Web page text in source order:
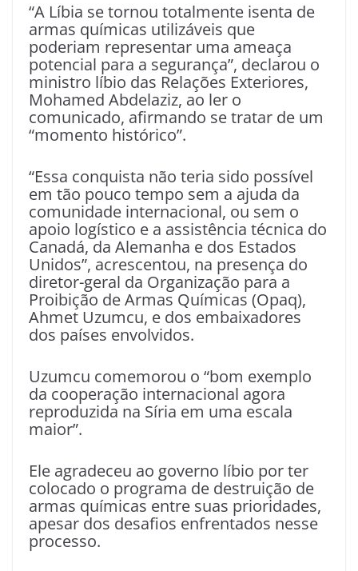
“A Líbia se tornou totalmente isenta de
armas químicas utilizáveis que
poderiam representar uma ameaça
potencial para a segurança”, declarou o
ministro líbio das Relações Exteriores,
Mohamed Abdelaziz, ao ler o
comunicado, afirmando se tratar de um
“momento histórico”.
“Essa conquista não teria sido possível
em tão pouco tempo sem a ajuda da
comunidade internacional, ou sem o
apoio logístico e a assistência técnica do
Canadá, da Alemanha e dos Estados
Unidos”, acrescentou, na presença do
diretor-geral da Organização para a
Proibição de Armas Químicas (Opaq),
Ahmet Uzumcu, e dos embaixadores
dos países envolvidos.
Uzumcu comemorou o “bom exemplo
da cooperação internacional agora
reproduzida na Síria em uma escala
maior”.
Ele agradeceu ao governo líbio por ter
colocado o programa de destruição de
armas químicas entre suas prioridades,
apesar dos desafios enfrentados nesse
processo.